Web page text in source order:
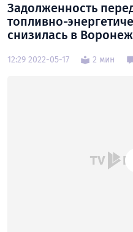
Задолженность
топливно-
снизилась в
12:29 2022-05-17 2 мин